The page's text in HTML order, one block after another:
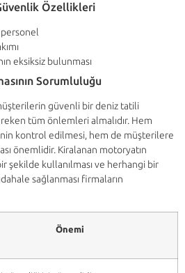
Özellikleri
eksiksiz bulunması
Sorumluluğu
güvenli bir deniz tatili
tüm önlemleri almalıdır. Hem
kontrol edilmesi, hem de müşterilere
önemlidir. Kiralanan motoryatın
şekilde kullanılması ve herhangi bir
sağlanması firmaların
Önemi